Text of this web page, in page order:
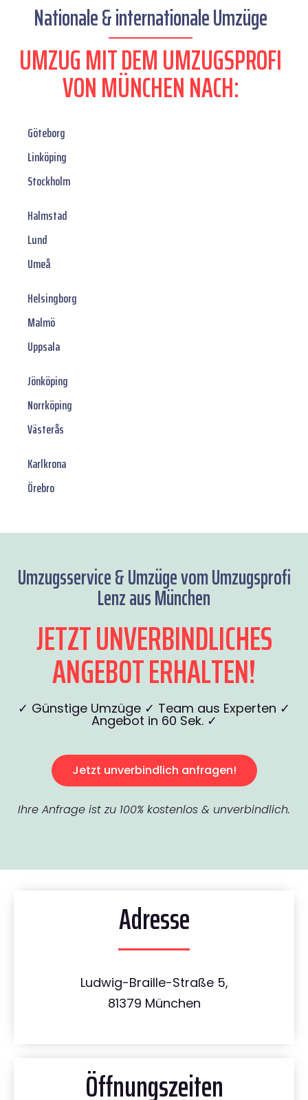
Nationale & internationale Umzüge
UMZUG MIT DEM UMZUGSPROFI
VON MÜNCHEN NACH:
Göteborg
Linköping
Stockholm
Halmstad
Lund
Umeå
Helsingborg
Malmö
Uppsala
Jönköping
Norrköping
Västerås
Karlkrona
Örebro
Umzugsservice & Umzüge vom Umzugsprofi
Lenz aus München
JETZT UNVERBINDLICHES
ANGEBOT ERHALTEN!
✓ Günstige Umzüge ✓ Team aus Experten ✓
Angebot in 60 Sek. ✓
Jetzt unverbindlich anfragen!
Ihre Anfrage ist zu 100% kostenlos & unverbindlich.
Adresse
Ludwig-Braille-Straße 5,
81379 München
Öffnungszeiten